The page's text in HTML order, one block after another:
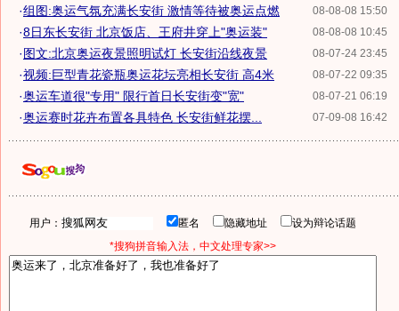
08-08-08 15:50
·组图:奥运气氛充满长安街 激情等待被奥运点燃
08-08-08 10:45
·8日东长安街 北京饭店、王府井穿上"奥运装"
08-07-24 23:45
·图文:北京奥运夜景照明试灯 长安街沿线夜景
08-07-22 09:35
·视频:巨型青花瓷瓶奥运花坛亮相长安街 高4米
08-07-21 06:19
·奥运车道很"专用" 限行首日长安街变"宽"
07-09-08 16:42
·奥运赛时花卉布置各具特色 长安街鲜花摆...
用户： 匿名 隐藏地址
设为辩论话题
*搜狗拼音输入法，中文处理专家>>